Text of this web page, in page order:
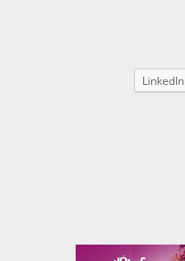
LinkedIn